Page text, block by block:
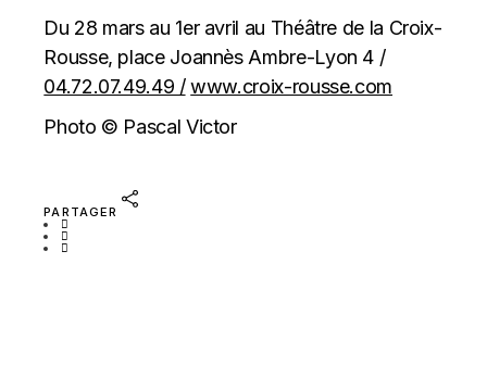
Du 28 mars au 1er avril au Théâtre de la Croix-
Rousse, place Joannès Ambre-Lyon 4 /
04.72.07.49.49 / www.croix-rousse.com
Photo © Pascal Victor
PARTAGER